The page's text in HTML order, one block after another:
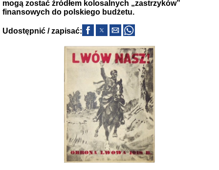
mogą zostać źródłem kolosalnych „zastrzyków”
finansowych do polskiego budżetu.
Udostępnić / zapisać: